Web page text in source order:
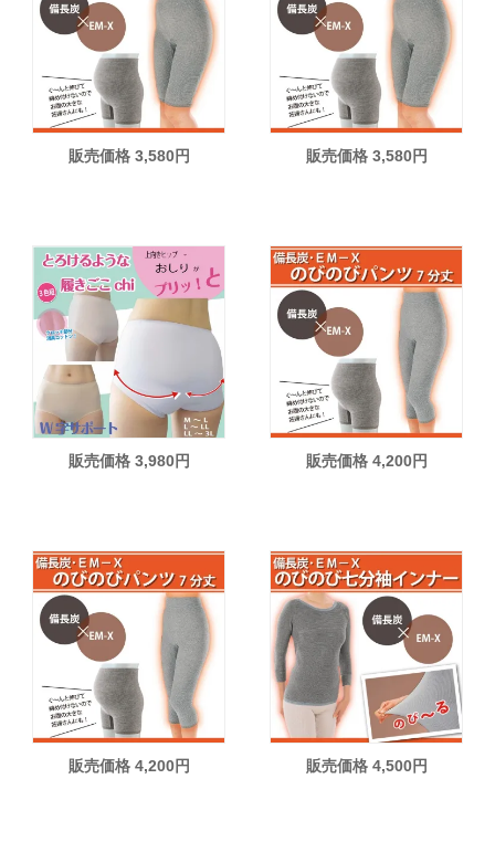
販売価格 3,580円 販売価格 3,580円
販売価格 3,980円 販売価格 4,200円
販売価格 4,200円 販売価格 4,500円